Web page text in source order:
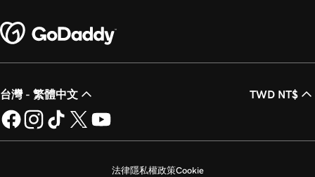
台灣 - 繁體中文 TWD NT$
法律隱私權政策Cookie